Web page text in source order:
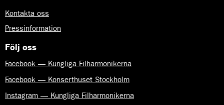
Kontakta oss
Pressinformation
Följ oss
Facebook — Kungliga Filharmonikerna
Facebook — Konserthuset Stockholm
Instagram — Kungliga Filharmonikerna